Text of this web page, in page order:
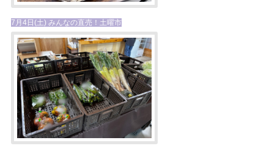
7月4日(土) みんなの直売！土曜市